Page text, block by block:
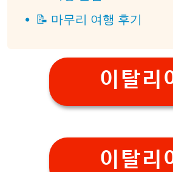
📝 마무리 여행 후기
이탈리
이탈리